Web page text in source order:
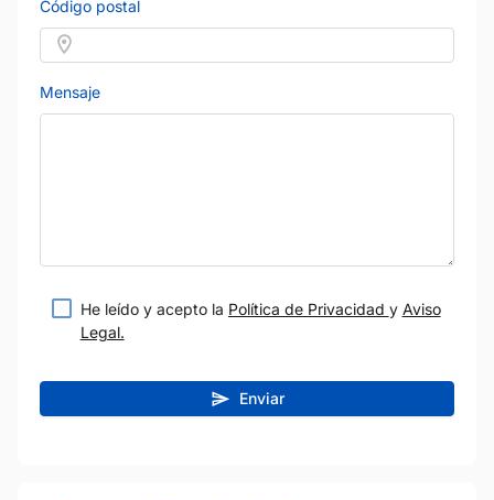
Código postal
Mensaje
He leído y acepto la Política de Privacidad y Aviso
Legal.
Enviar